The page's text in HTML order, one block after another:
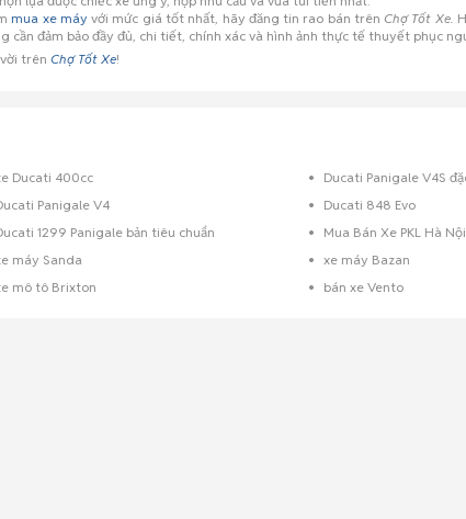
mua xe máy với mức giá tốt nhất, hãy đăng tin rao bán trênChợ Tốt Xe.
cần đảm bảo đầy đủ, chi tiết, chính xác và hình ảnh thực tế thuyết phục
trên Chợ Tốt Xe!
Ducati 400cc Ducati Panigale V4S
Panigale V4 Ducati 848 Evo
1299 Panigale bản tiêu chuẩn Mua Bán Xe PKL Hà Nội
máy Sanda xe máy Bazan
mô tô Brixton bán xe Vento